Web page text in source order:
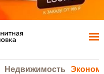
Недвижимость